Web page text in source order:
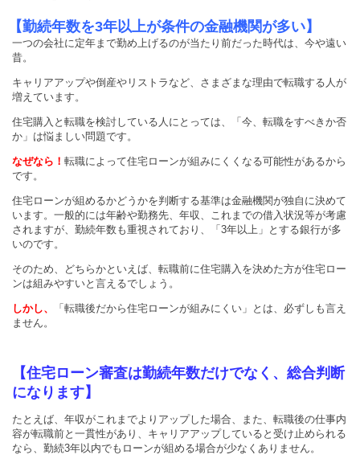
【勤続年数を3年以上が条件の金融機関が多い】
一つの会社に定年まで勤め上げるのが当たり前だった時代は、今や遠い
昔。
キャリアアップや倒産やリストラなど、さまざまな理由で転職する人が
増えています。
住宅購入と転職を検討している人にとっては、「今、転職をすべきか否
か」は悩ましい問題です。
なぜなら！ 転職によって住宅ローンが組みにくくなる可能性があるから
です。
住宅ローンが組めるかどうかを判断する基準は金融機関が独自に決めて
います。一般的には年齢や勤務先、年収、これまでの借入状況等が考慮
されますが、勤続年数も重視されており、「3年以上」とする銀行が多
いのです。
そのため、どちらかといえば、転職前に住宅購入を決めた方が住宅ロー
ンは組みやすいと言えるでしょう。
しかし、
「転職後だから住宅ローンが組みにくい」とは、必ずしも言え
ません。
【住宅ローン審査は勤続年数だけでなく、総合判断
になります】
たとえば、年収がこれまでよりアップした場合、また、転職後の仕事内
容が転職前と一貫性があり、キャリアアップしていると受け止められる
なら、勤続3年以内でもローンが組める場合が少なくありません。